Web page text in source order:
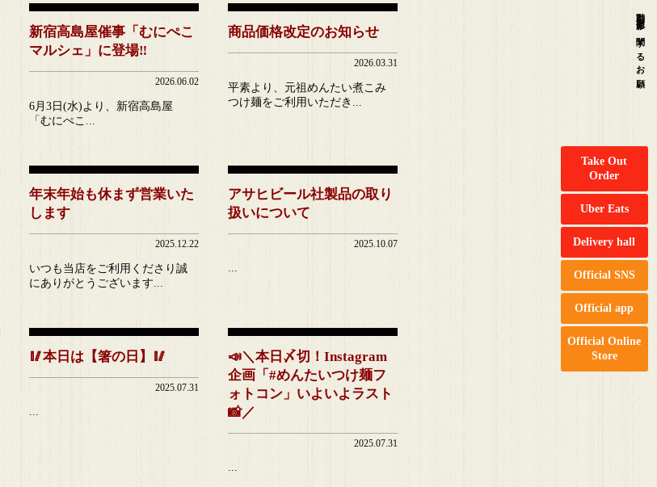
動画撮影に関するお願い
Take Out
Order
Uber Eats
Delivery hall
Official SNS
Official app
Official Online
Store
新宿高島屋催事「むにぺこ
マルシェ」に登場‼
2026.06.02
6月3日(水)より、新宿高島屋
「むにぺこ...
商品価格改定のお知らせ
2026.03.31
平素より、元祖めんたい煮こみ
つけ麺をご利用いただき...
年末年始も休まず営業いた
します
2025.12.22
いつも当店をご利用くださり誠
にありがとうございます...
アサヒビール社製品の取り
扱いについて
2025.10.07
🥢本日は【箸の日】🥢
2025.07.31
📣＼本日〆切！Instagram
企画「#めんたいつけ麺フ
ォトコン」いよいよラスト
📸／
2025.07.31